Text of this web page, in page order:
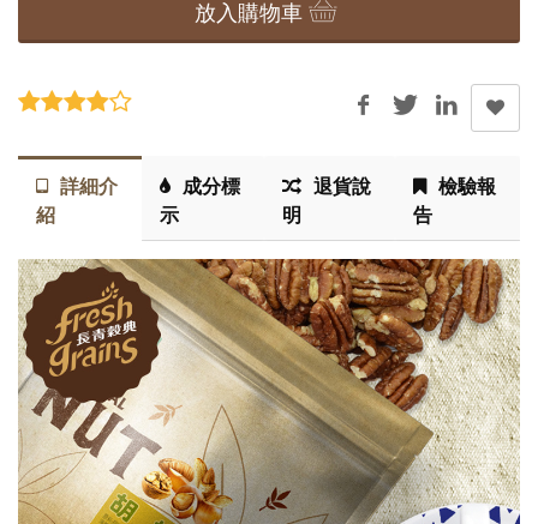
放入購物車
詳細介
紹
成分標
示
退貨說
明
檢驗報
告